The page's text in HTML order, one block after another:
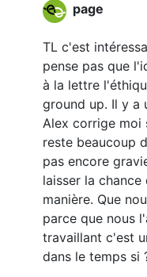
page
TL c'est
pense pas que
à la lettre
ground up. Il y a
Alex corrige moi
reste beaucoup
pas encore
laisser la
manière. Que
parce que nous
travaillant c'est
dans le temps si